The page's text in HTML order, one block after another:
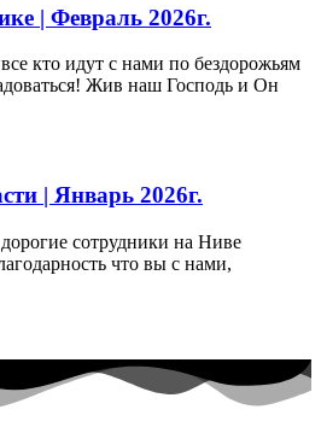
| Февраль 2026г.
кто идут с нами по бездорожьям
Жив наш Господь и Он
| Январь 2026г.
сотрудники на Ниве
что вы с нами,